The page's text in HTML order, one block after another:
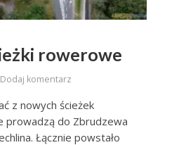
rowerowe
Dodaj komentarz
z nowych ścieżek
prowadzą do Zbrudzewa
Łącznie powstało